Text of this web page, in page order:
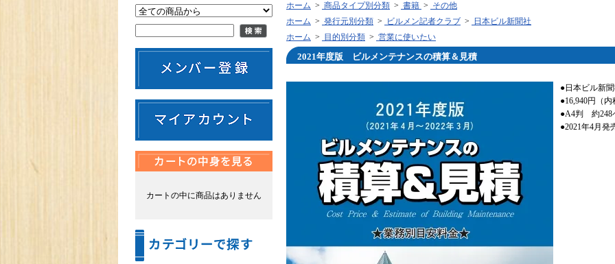
カートの中に商品はありません
ホーム > 商品タイプ別分類 > 書籍 > その他
ホーム > 発行元別分類 > ビルメン記者クラブ >
日本ビル新聞社
ホーム > 目的別分類 > 営業に使いたい
2021年度版 ビルメンテナンスの積算＆見積
●日本ビル新
●16,940円（内
●A4判 約248
●2021年4月発